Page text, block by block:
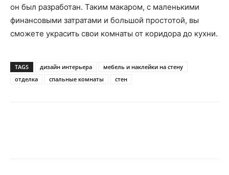
он был разработан. Таким макаром, с маленькими
финансовыми затратами и большой простотой, вы
сможете украсить свои комнаты от коридора до кухни.
TAGS дизайн интерьера
мебель и наклейки на стену
отделка
спальные комнаты стен